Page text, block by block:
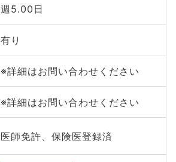
週5.00日
有り
※詳細はお問い合わせください
※詳細はお問い合わせください
医師免許、保険医登録済